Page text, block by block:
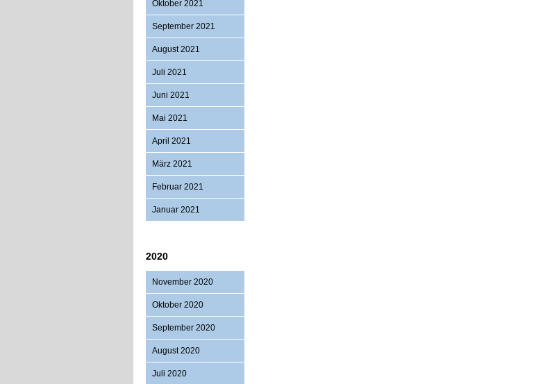
Oktober 2021
September 2021
August 2021
Juli 2021
Juni 2021
Mai 2021
April 2021
März 2021
Februar 2021
Januar 2021
2020
November 2020
Oktober 2020
September 2020
August 2020
Juli 2020